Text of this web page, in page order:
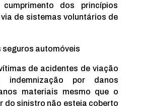
dos princípios
de sistemas voluntários de
seguros automóveis
de acidentes de viação
por danos
materiais mesmo que o
do sinistro não esteja coberto